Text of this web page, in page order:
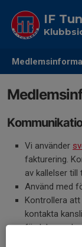
IF
Vi använder
fakturering.
av kallelser
Använd med
Kontrollera
kontakta
fördel egna
Alla spelare